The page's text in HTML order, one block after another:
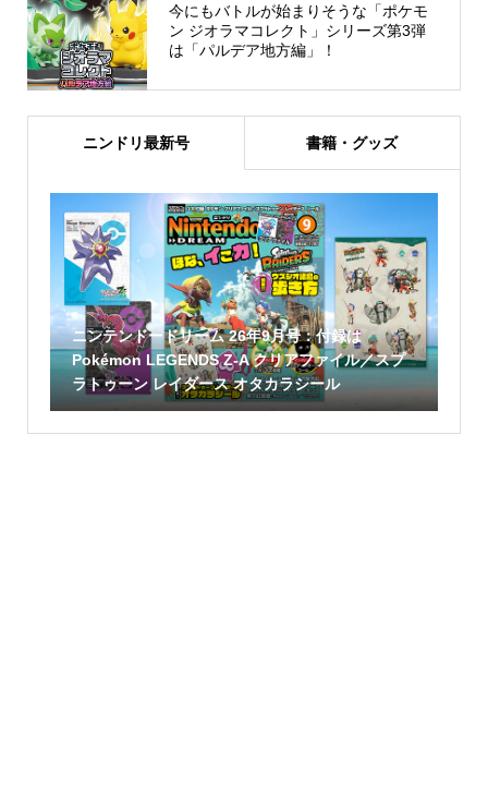
今にもバトルが始まりそうな「ポケモ
ン ジオラマコレクト」シリーズ第3弾
は「パルデア地方編」！
ニンドリ最新号 書籍・グッズ
ニンテンドードリーム 26年9月号：付録は
Pokémon LEGENDS Z-A クリアファイル／スプ
ラトゥーン レイダース オタカラシール